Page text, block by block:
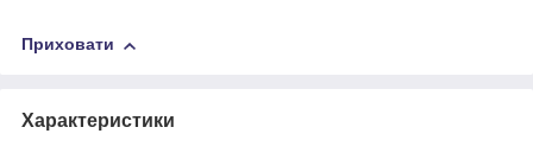
Приховати
Характеристики